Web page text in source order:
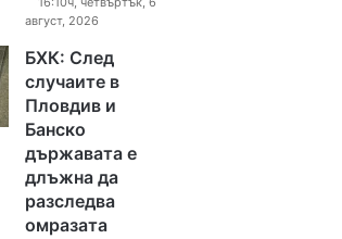
август, 2026
БХК: След
случаите в
Пловдив и
Банско
държавата е
длъжна да
разследва
омразата